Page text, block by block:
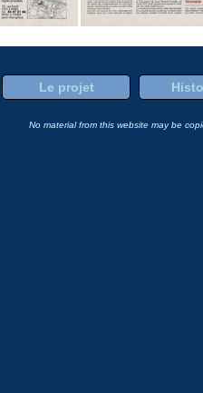
Le projet
No material from this website may be